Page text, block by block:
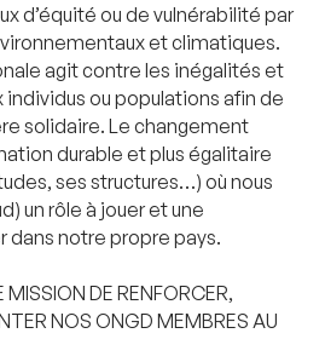
d’équité ou de vulnérabilité par
et climatiques.
agit contre les inégalités et
ou populations afin de
solidaire. Le changement
durable et plus égalitaire
ses structures…) où nous
un rôle à jouer et une
dans notre propre pays.
DE RENFORCER,
NOS ONGD MEMBRES AU